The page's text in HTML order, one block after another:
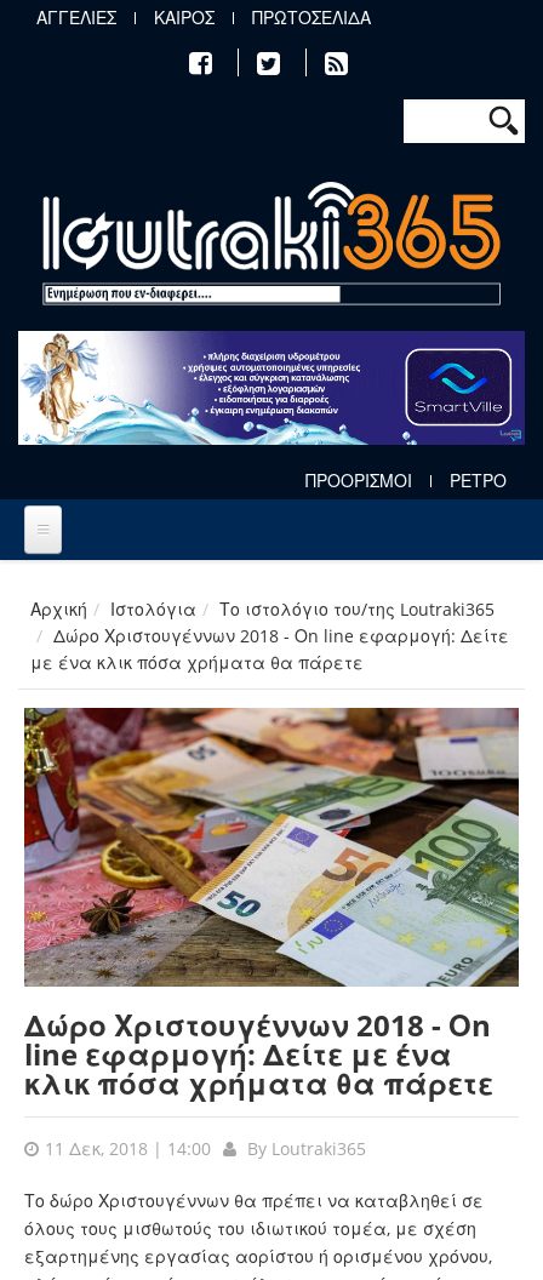
Παράκαμψη προς το κυρίως περιεχόμενο
ΑΓΓΕΛΙΕΣ ΚΑΙΡΟΣ ΠΡΩΤΟΣΕΛΙΔΑ
Φόρμα
Αναζήτηση
ΠΡΟΟΡΙΣΜΟΙ ΡΕΤΡΟ
Αρχική Ιστολόγια
Το ιστολόγιο του/της Loutraki365
Δώρο Χριστουγέννων 2018 - Οn line εφαρμογή: Δείτε
με ένα κλικ πόσα χρήματα θα πάρετε
Δώρο Χριστουγέννων 2018 - Οn
line εφαρμογή: Δείτε με ένα
κλικ πόσα χρήματα θα πάρετε
11 Δεκ, 2018 | 14:00 By Loutraki365
Το δώρο Χριστουγέννων θα πρέπει να καταβληθεί σε
όλους τους μισθωτούς του ιδιωτικού τομέα, με σχέση
εξαρτημένης εργασίας αορίστου ή ορισμένου χρόνου,